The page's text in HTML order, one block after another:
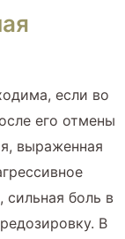
если во
его отмены
выраженная
сильная боль в
В